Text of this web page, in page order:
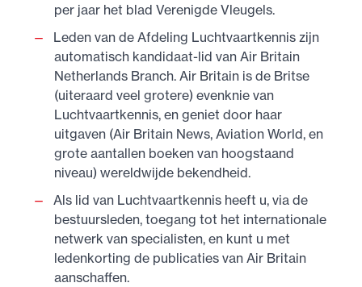
per jaar het blad Verenigde Vleugels.
Leden van de Afdeling Luchtvaartkennis zijn
automatisch kandidaat-lid van Air Britain
Netherlands Branch. Air Britain is de Britse
(uiteraard veel grotere) evenknie van
Luchtvaartkennis, en geniet door haar
uitgaven (Air Britain News, Aviation World, en
grote aantallen boeken van hoogstaand
niveau) wereldwijde bekendheid.
Als lid van Luchtvaartkennis heeft u, via de
bestuursleden, toegang tot het internationale
netwerk van specialisten, en kunt u met
ledenkorting de publicaties van Air Britain
aanschaffen.